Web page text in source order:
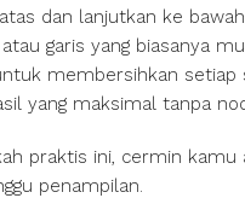
dan lanjutkan ke
garis yang biasanya
membersihkan
yang maksimal tanpa
praktis ini, cermin
penampilan.